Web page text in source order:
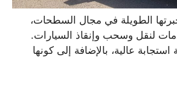
الطويلة في مجال السطحات،
لنقل وسحب وإنقاذ السيارات.
عالية، بالإضافة إلى كونها